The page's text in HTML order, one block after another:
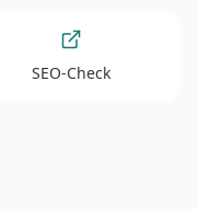
SEO-Check